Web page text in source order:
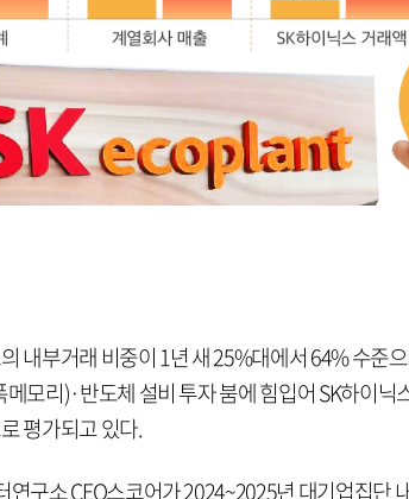
내부거래 비중이 1년 새 25%대에서 64% 수준
모리)·반도체 설비 투자 붐에 힘입어 SK하이닉
평가되고 있다.
연구소 CEO스코어가 2024~2025년 대기업집단